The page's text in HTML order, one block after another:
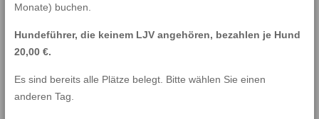
Monate) buchen.
Hundeführer, die keinem LJV angehören, bezahlen je Hund
20,00 €.
Es sind bereits alle Plätze belegt. Bitte wählen Sie einen
anderen Tag.